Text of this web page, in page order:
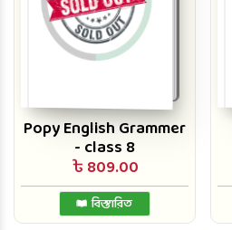
Popy English Grammer
- class 8
৳ 809.00
বিস্তারিত